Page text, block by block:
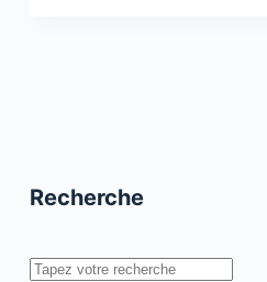
Recherche
Rechercher